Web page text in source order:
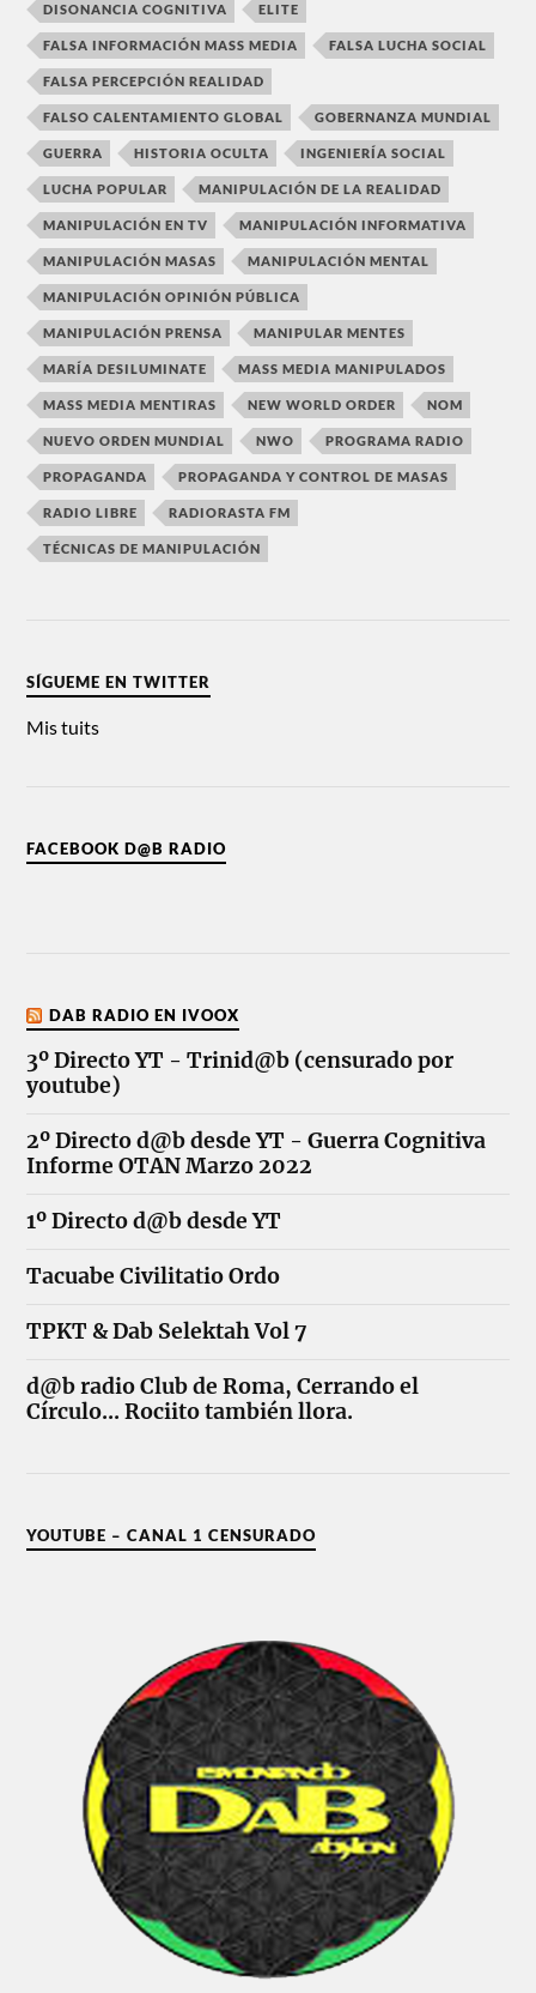
DISONANCIA COGNITIVA ELITE
FALSA INFORMACIÓN MASS MEDIA FALSA LUCHA SOCIAL
FALSA PERCEPCIÓN REALIDAD
FALSO CALENTAMIENTO GLOBAL GOBERNANZA MUNDIAL
GUERRA HISTORIA OCULTA INGENIERÍA SOCIAL
LUCHA POPULAR MANIPULACIÓN DE LA REALIDAD
MANIPULACIÓN EN TV MANIPULACIÓN INFORMATIVA
MANIPULACIÓN MASAS MANIPULACIÓN MENTAL
MANIPULACIÓN OPINIÓN PÚBLICA
MANIPULACIÓN PRENSA MANIPULAR MENTES
MARÍA DESILUMINATE MASS MEDIA MANIPULADOS
MASS MEDIA MENTIRAS NEW WORLD ORDER NOM
NUEVO ORDEN MUNDIAL NWO PROGRAMA RADIO
PROPAGANDA PROPAGANDA Y CONTROL DE MASAS
RADIO LIBRE RADIORASTA FM
TÉCNICAS DE MANIPULACIÓN
SÍGUEME EN TWITTER
Mis tuits
FACEBOOK D@B RADIO
DAB RADIO EN IVOOX
3º Directo YT - Trinid@b (censurado por
youtube)
2º Directo d@b desde YT - Guerra Cognitiva
Informe OTAN Marzo 2022
1º Directo d@b desde YT
Tacuabe Civilitatio Ordo
TPKT & Dab Selektah Vol 7
d@b radio Club de Roma, Cerrando el
Círculo... Rociito también llora.
YOUTUBE – CANAL 1 CENSURADO